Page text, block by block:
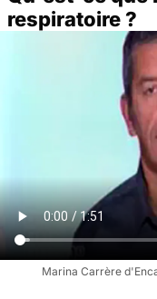
respiratoire ?
Marina Carrère